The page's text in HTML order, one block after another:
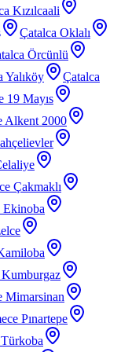
Kızılcaali
Çatalca Oklalı
Örcünlü
Yalıköy
Çatalca
19 Mayıs
Alkent 2000
Çakmaklı
Ekinoba
Mimarsinan
Pınartepe